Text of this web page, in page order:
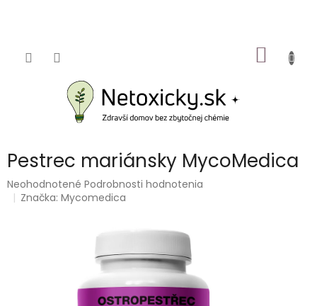
KOŠÍK
Pestrec mariánsky MycoMedica
Priemerné
hodnotenie
Neohodnotené Podrobnosti hodnotenia
Značka:Mycomedica